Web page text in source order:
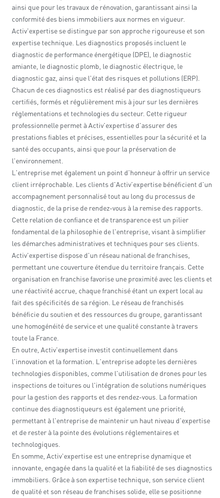
ainsi que pour les travaux de rénovation, garantissant ainsi la
conformité des biens immobiliers aux normes en vigueur.
Activ'expertise se distingue par son approche rigoureuse et son
expertise technique. Les diagnostics proposés incluent le
diagnostic de performance énergétique (DPE), le diagnostic
amiante, le diagnostic plomb, le diagnostic électrique, le
diagnostic gaz, ainsi que l'état des risques et pollutions (ERP).
Chacun de ces diagnostics est réalisé par des diagnostiqueurs
certifiés, formés et régulièrement mis à jour sur les dernières
réglementations et technologies du secteur. Cette rigueur
professionnelle permet à Activ'expertise d'assurer des
prestations fiables et précises, essentielles pour la sécurité et la
santé des occupants, ainsi que pour la préservation de
l'environnement.
L'entreprise met également un point d'honneur à offrir un service
client irréprochable. Les clients d'Activ'expertise bénéficient d'un
accompagnement personnalisé tout au long du processus de
diagnostic, de la prise de rendez-vous à la remise des rapports.
Cette relation de confiance et de transparence est un pilier
fondamental de la philosophie de l'entreprise, visant à simplifier
les démarches administratives et techniques pour ses clients.
Activ'expertise dispose d'un réseau national de franchises,
permettant une couverture étendue du territoire français. Cette
organisation en franchise favorise une proximité avec les clients et
une réactivité accrue, chaque franchisé étant un expert local au
fait des spécificités de sa région. Le réseau de franchisés
bénéficie du soutien et des ressources du groupe, garantissant
une homogénéité de service et une qualité constante à travers
toute la France.
En outre, Activ'expertise investit continuellement dans
l'innovation et la formation. L'entreprise adopte les dernières
technologies disponibles, comme l'utilisation de drones pour les
inspections de toitures ou l'intégration de solutions numériques
pour la gestion des rapports et des rendez-vous. La formation
continue des diagnostiqueurs est également une priorité,
permettant à l'entreprise de maintenir un haut niveau d'expertise
et de rester à la pointe des évolutions réglementaires et
technologiques.
En somme, Activ'expertise est une entreprise dynamique et
innovante, engagée dans la qualité et la fiabilité de ses diagnostics
immobiliers. Grâce à son expertise technique, son service client
de qualité et son réseau de franchises solide, elle se positionne